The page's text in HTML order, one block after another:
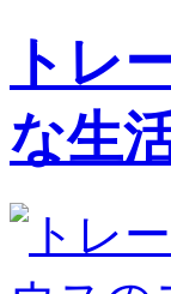
トレ
な生